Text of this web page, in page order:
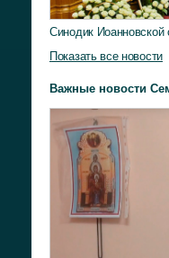
Синодик Иоанновской
Показать все новости
Важные новости